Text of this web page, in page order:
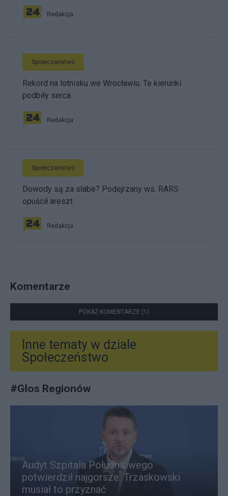
Redakcja
Społeczeństwo
Rekord na lotnisku we Wrocławiu. Te kierunki
podbiły serca
Redakcja
Społeczeństwo
Dowody są za słabe? Podejrzany ws. RARS
opuścił areszt
Redakcja
Komentarze
POKAŻ KOMENTARZE (1)
Inne tematy w dziale
Społeczeństwo
#Głos Regionów
Audyt Szpitala Południowego
potwierdził najgorsze. Trzaskowski
musiał to przyznać